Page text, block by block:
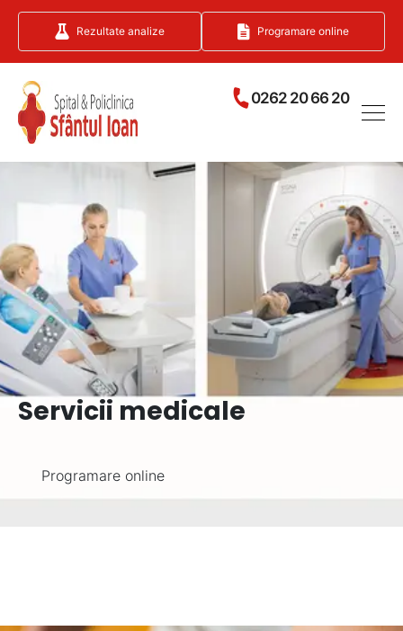
0262 20 66 20
Rezultate analize Programare online
Servicii medicale
Programare online